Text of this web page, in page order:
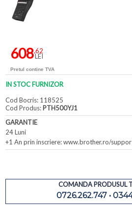
608,62
LEI
Pretul contine TVA
IN STOC FURNIZOR
Cod Bocris: 118525
Cod Produs: PTH500YJ1
GARANTIE
24 Luni
+1 An prin inscriere: www.brother.ro/
COMANDA PRODUSUL
0726.262.747 •